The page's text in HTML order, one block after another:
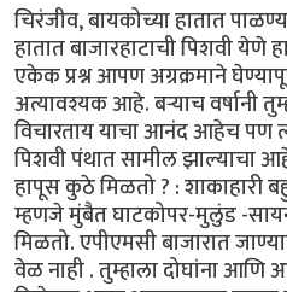
चिरंजीव, बायकोच्या हातात
हातात बाजारहाटाची पिशवी
एकेक प्रश्न आपण अग्रक्रमाने
अत्यावश्यक आहे. बर्‍याच वर्षानी
विचारताय याचा आनंद आहेच पण
पिशवी पंथात सामील झाल्याचा
हापूस कुठे मिळतो ? : शाकाहारी
म्हणजे मुंबैत घाटकोपर-मुलुंड -
मिळतो. एपीएमसी बाजारात
वेळ नाही . तुम्हाला दोघांना आणि